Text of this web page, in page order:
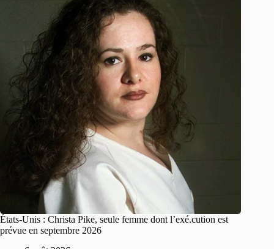
États-Unis : Christa Pike, seule femme dont l’exé.cution est
prévue en septembre 2026